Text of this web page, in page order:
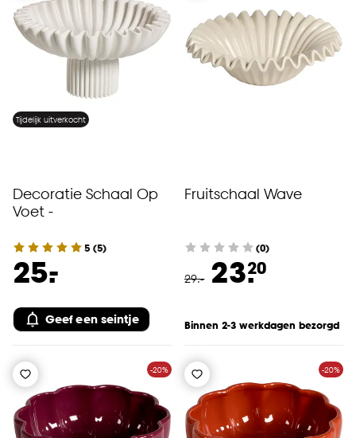
Tijdelijk uitverkocht
Decoratie Schaal Op
Voet -
5 (5)
25.
-
Geef een seintje
Fruitschaal Wave
(0)
29.- 23.20
Binnen 2-3 werkdagen bezorgd
-20% -20%